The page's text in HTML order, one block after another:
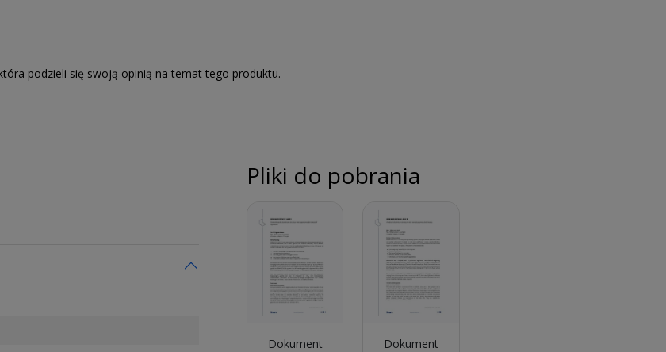
się z 2 słupków i
Słupki są
zamocować
Na koniec
plastikowe
Do
regału
podzieli się swoją opinią na temat tego produktu.
Pliki do pobrania
Dokument Dokument